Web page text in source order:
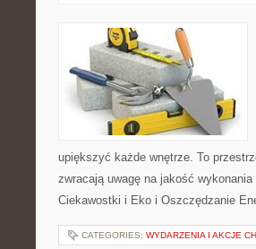
upiększyć każde wnętrze. To
zwracają uwagę na jakość
Ciekawostki i Eko i Oszczędzanie
CATEGORIES: WYDARZENIA I AKCJE